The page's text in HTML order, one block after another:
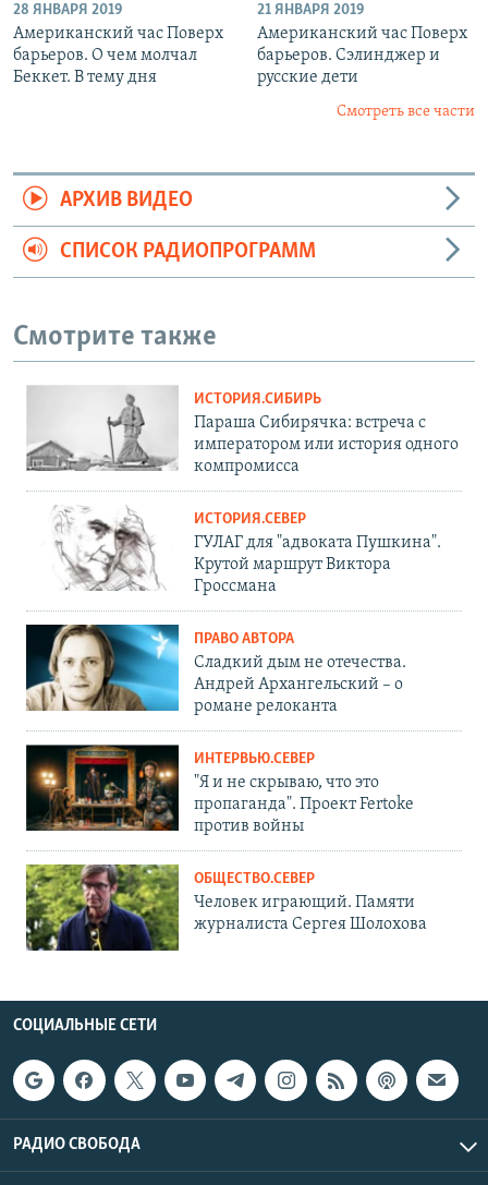
28 ЯНВАРЯ 2019
Американский час Поверх
барьеров. О чем молчал
Беккет. В тему дня
21 ЯНВАРЯ 2019
Американский час Поверх
барьеров. Сэлинджер и
русские дети
Смотреть все части
АРХИВ ВИДЕО
СПИСОК РАДИОПРОГРАММ
Смотрите также
ИСТОРИЯ.СИБИРЬ
Параша Сибирячка: встреча с
императором или история одного
компромисса
ИСТОРИЯ.СЕВЕР
ГУЛАГ для "адвоката Пушкина".
Крутой маршрут Виктора
Гроссмана
ПРАВО АВТОРА
Сладкий дым не отечества.
Андрей Архангельский – о
романе релоканта
ИНТЕРВЬЮ.СЕВЕР
"Я и не скрываю, что это
пропаганда". Проект Fertoke
против войны
ОБЩЕСТВО.СЕВЕР
Человек играющий. Памяти
журналиста Сергея Шолохова
СОЦИАЛЬНЫЕ СЕТИ
РАДИО СВОБОДА